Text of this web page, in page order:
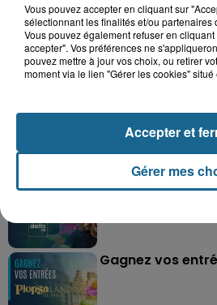
Grand jeu de l'été : les
Gagnez vos
Gagnez vos
Bagatelle
Gagnez vos
Vous pouvez accepter en cliquant sur
sélectionnant les finalités et/ou partenaires
Vous pouvez également refuser en
accepter". Vos préférences ne
pouvez mettre à jour vos choix, ou retirer
moment via le lien "Gérer les cookies"
Gérer mes
Accepter et